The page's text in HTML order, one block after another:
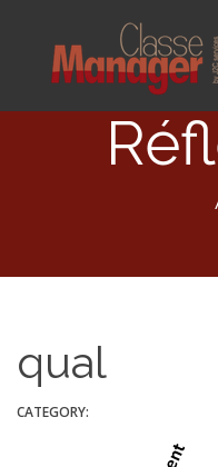
qual
CATEGORY: